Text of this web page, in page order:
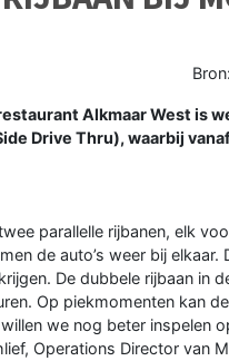
Alkmaar West is
Drive Thru), waarbij
parallelle rijbanen, elk
de auto’s weer bij
De dubbele rijbaan in
Op piekmomenten kan
we nog beter inspelen
Operations Director van